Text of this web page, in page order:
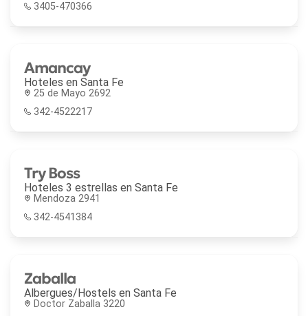
3405-470366
Amancay
Hoteles en Santa Fe
25 de Mayo 2692
342-4522217
Try Boss
Hoteles 3 estrellas en Santa Fe
Mendoza 2941
342-4541384
Zaballa
Albergues/Hostels en Santa Fe
Doctor Zaballa 3220